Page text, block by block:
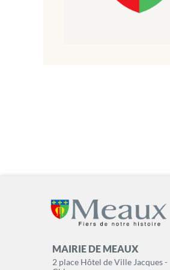
MAIRIE DE MEAUX
2 place Hôtel de Ville Jacques -